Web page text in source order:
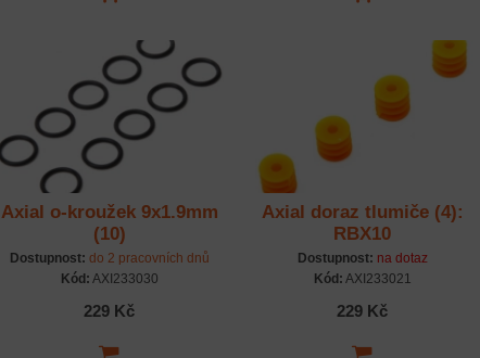
Axial o-kroužek 9x1.9mm
(10)
Dostupnost: do 2 pracovních dnů
Kód: AXI233030
229 Kč
Axial doraz tlumiče (4):
RBX10
Dostupnost: na dotaz
Kód: AXI233021
229 Kč